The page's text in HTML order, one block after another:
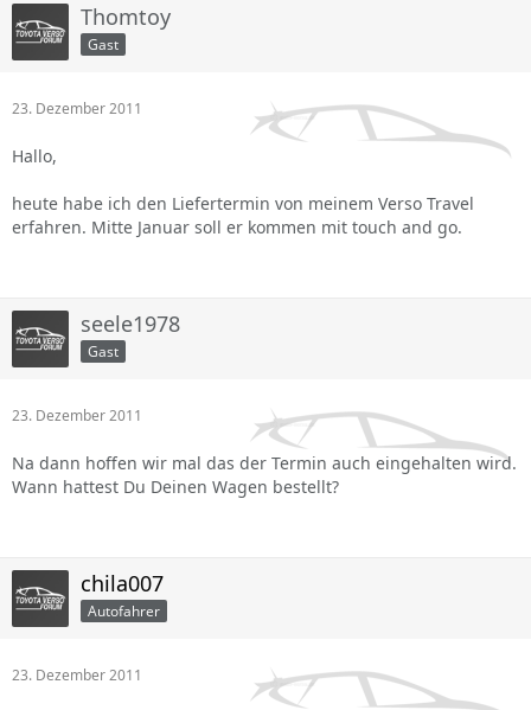
Thomtoy
Gast
23. Dezember 2011
Hallo,
heute habe ich den Liefertermin von meinem Verso Travel
erfahren. Mitte Januar soll er kommen mit touch and go.
seele1978
Gast
23. Dezember 2011
Na dann hoffen wir mal das der Termin auch eingehalten wird.
Wann hattest Du Deinen Wagen bestellt?
chila007
Autofahrer
23. Dezember 2011